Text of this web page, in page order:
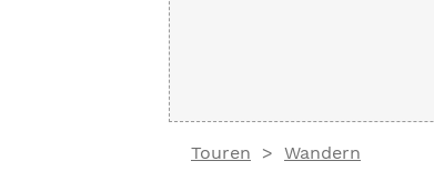
Touren Wandern